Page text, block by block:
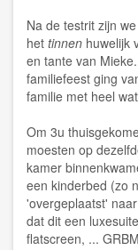
Na de testrit zijn
het tinnen huwelijk
en tante van
familiefeest ging
familie met heel
Om 3u
moesten op
kamer
een kinderbed (zo
'overgeplaatst'
dat dit een
flatscreen, ...